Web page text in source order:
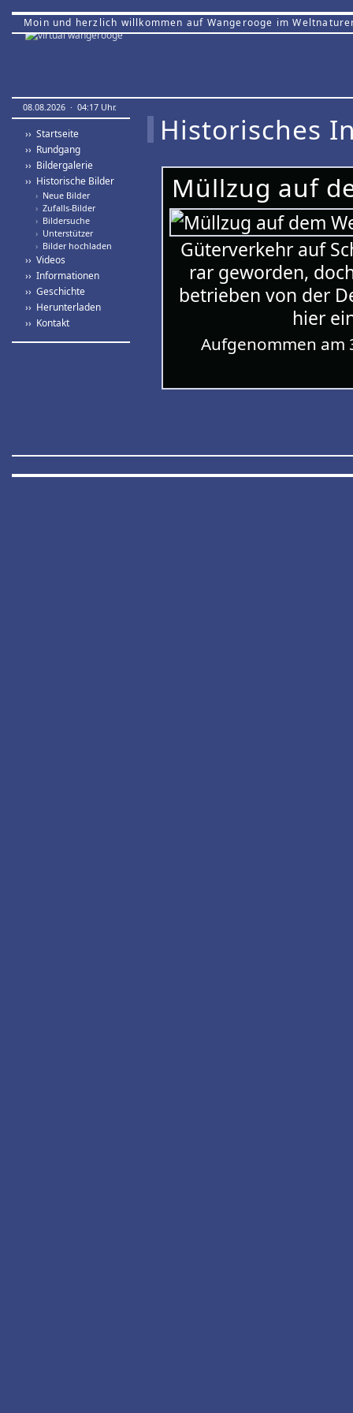
Moin und herzlich willkommen auf Wangerooge im
08.08.2026 · 04:17 Uhr.
›› Startseite
›› Rundgang
›› Bildergalerie
›› Historische Bilder
› Neue Bilder
› Zufalls-Bilder
› Bildersuche
› Unterstützer
› Bilder hochladen
›› Videos
›› Informationen
›› Geschichte
›› Herunterladen
›› Kontakt
Historisches
Müllzug auf
Güterverkehr auf
rar geworden,
betrieben von der
hier
Aufgenommen